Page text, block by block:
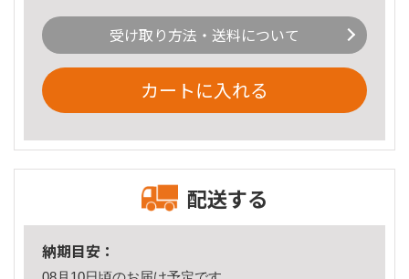
受け取り方法・送料について
カートに入れる
配送する
納期目安：